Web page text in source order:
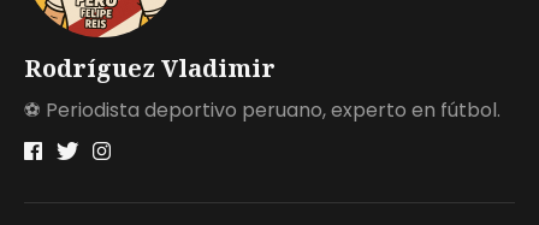
Rodríguez Vladimir
⚽ Periodista deportivo peruano, experto en fútbol.